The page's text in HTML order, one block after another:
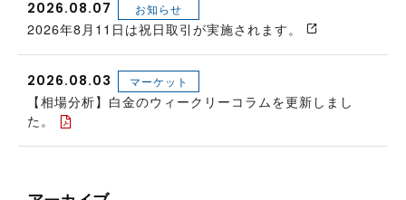
2026.08.07 お知らせ
2026年8月11日は祝日取引が実施されます。
2026.08.03 マーケット
【相場分析】白金のウィークリーコラムを更新しまし
た。